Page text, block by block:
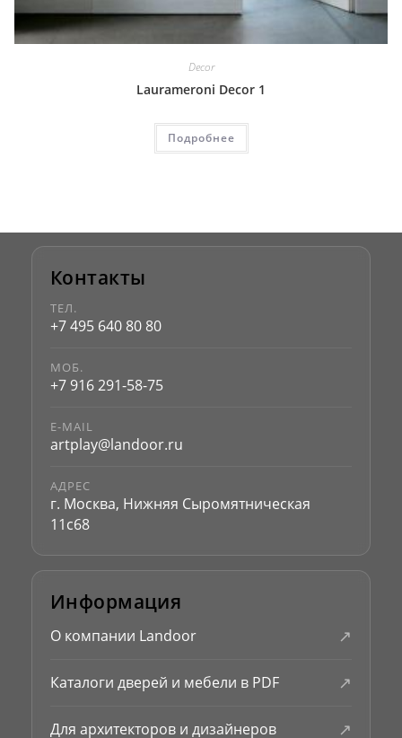
Decor
Laurameroni Decor 1
Подробнее
Контакты
ТЕЛ.
+7 495 640 80 80
МОБ.
+7 916 291-58-75
E-MAIL
artplay@landoor.ru
АДРЕС
г. Москва, Нижняя Сыромятническая
11с68
Информация
О компании Landoor ↗
Каталоги дверей и мебели в PDF ↗
Для архитекторов и дизайнеров ↗